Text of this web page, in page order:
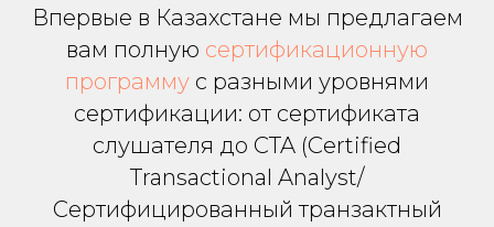
Впервые в Казахстане мы предлагаем
вам полную сертификационную
программу с разными уровнями
сертификации: от сертификата
слушателя до CTA (Certified
Transactional Analyst/
Сертифицированный транзактный